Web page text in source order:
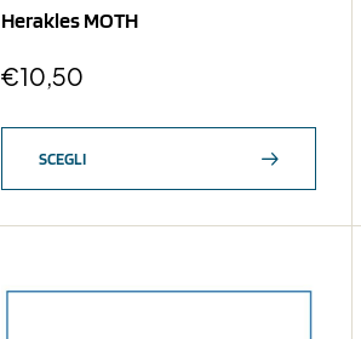
Herakles MOTH
€10,50
SCEGLI